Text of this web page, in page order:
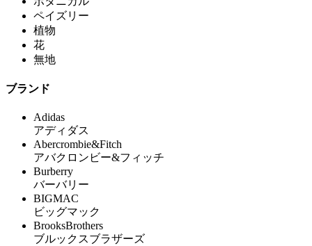
ペイズリー
植物
花
無地
ブランド
Adidas
アディダス
Abercrombie&Fitch
アバクロンビー&フィッチ
Burberry
バーバリー
BIGMAC
ビッグマック
BrooksBrothers
ブルックスブラザーズ